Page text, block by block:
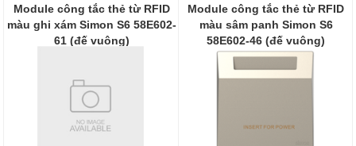
Module công tắc thẻ từ RFID
màu ghi xám Simon S6 58E602-
61 (đế vuông)
Module công tắc thẻ từ RFID
màu sâm panh Simon S6
58E602-46 (đế vuông)
58E602-46